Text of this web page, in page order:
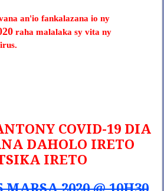
an'io fankalazana io ny
raha malalaka sy vita ny
COVID-19 DIA
DAHOLO IRETO
IRETO